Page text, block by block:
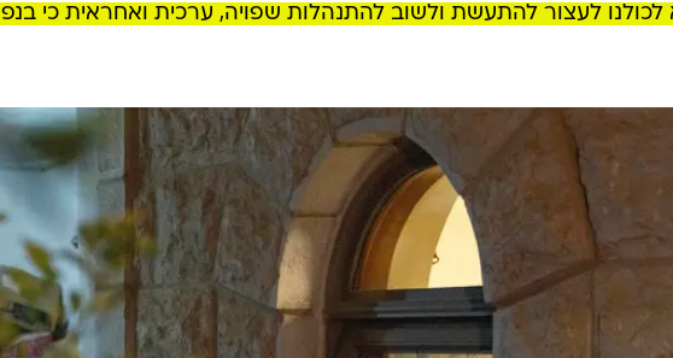
לכולנו לעצור להתעשת ולשוב להתנהלות שפויה, ערכית ואחראית כי